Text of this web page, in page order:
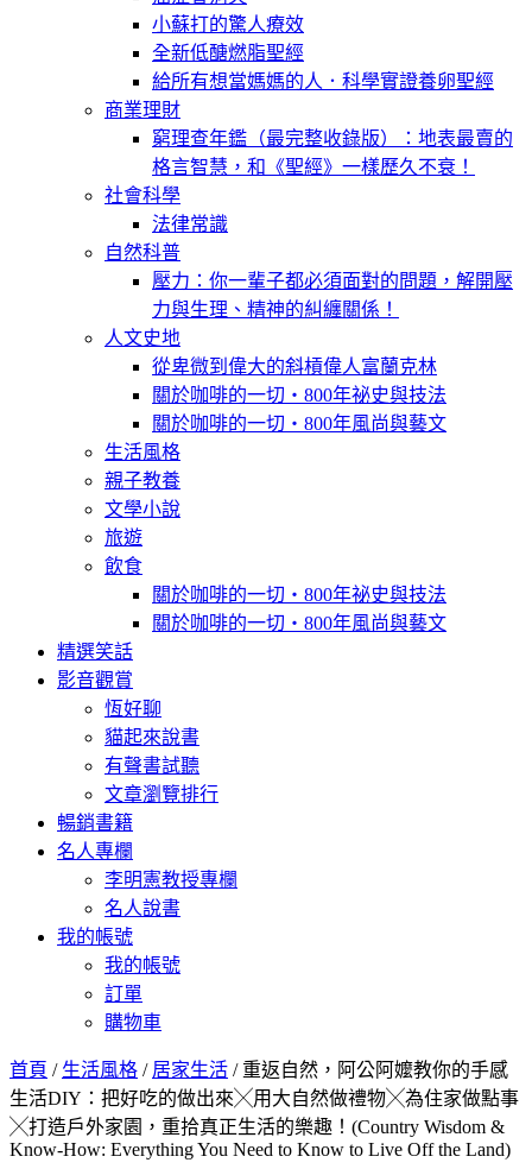
小蘇打的驚人療效
全新低醣燃脂聖經
給所有想當媽媽的人．科學實證養卵聖經
商業理財
窮理查年鑑（最完整收錄版）：地表最賣的
格言智慧，和《聖經》一樣歷久不衰！
社會科學
法律常識
自然科普
壓力：你一輩子都必須面對的問題，解開壓
力與生理、精神的糾纏關係！
人文史地
從卑微到偉大的斜槓偉人富蘭克林
關於咖啡的一切‧800年祕史與技法
關於咖啡的一切‧800年風尚與藝文
生活風格
親子教養
文學小說
旅遊
飲食
關於咖啡的一切‧800年祕史與技法
關於咖啡的一切‧800年風尚與藝文
精選笑話
影音觀賞
恆好聊
貓起來說書
有聲書試聽
文章瀏覽排行
暢銷書籍
名人專欄
李明憲教授專欄
名人說書
我的帳號
我的帳號
訂單
購物車
首頁 / 生活風格 / 居家生活 / 重返自然，阿公阿嬤教你的手感
生活DIY：把好吃的做出來╳用大自然做禮物╳為住家做點事
╳打造戶外家園，重拾真正生活的樂趣！(Country Wisdom &
Know-How: Everything You Need to Know to Live Off the Land)